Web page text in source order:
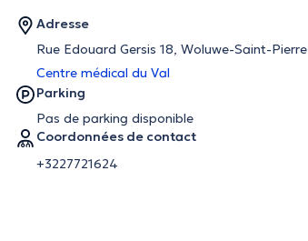
Adresse
Rue Edouard Gersis 18, Woluwe-Saint-Pierre
Centre médical du Val
Parking
Pas de parking disponible
Coordonnées de contact
+3227721624